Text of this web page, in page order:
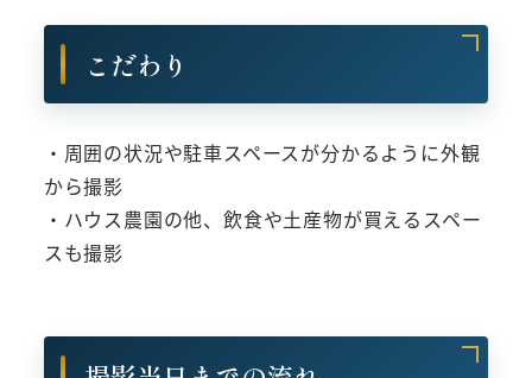
こだわり
・周囲の状況や駐車スペースが分かるように外観
から撮影
・ハウス農園の他、飲食や土産物が買えるスペー
スも撮影